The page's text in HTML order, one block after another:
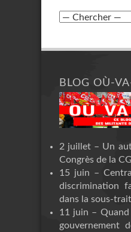
BLOG OÙ-
2 juillet – Un
Congrès de la
15 juin –
discrimination
dans la sous-
11 juin –
gouvernement